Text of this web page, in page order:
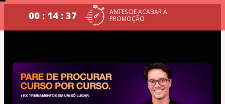
00 : 14 : 37
ANTES DE ACABAR A
PROMOÇÃO